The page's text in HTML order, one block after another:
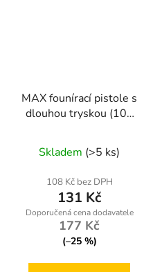
MAX founírací pistole s
dlouhou tryskou (100
Skladem (>5 ks)
108 Kč bez DPH
131 Kč
177 Kč
(–25 %)